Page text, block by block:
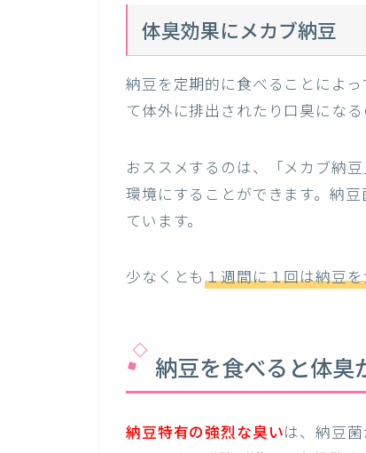
体臭効果にメカブ納豆
納豆を定期的に食べることによ
て体外に排出されたり口臭になる
おススメするのは、「メカブ納
環境にすることができます。納
ています。
少なくとも１週間に１回は納豆
納豆を食べると体臭
納豆特有の強烈な臭いは、納豆